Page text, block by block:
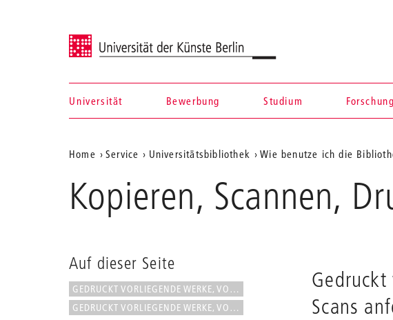
Universität der Künste Berlin
Navigation &
Suche
Universität Bewerbung Studium Forschung
Aktuelle
Position
auf
Home Service Universitätsbibliothek Wie benutze ich die
Kopieren, Scannen,
Auf dieser Seite
GEDRUCKT VORLIEGENDE WERKE, VON...
GEDRUCKT VORLIEGENDE WERKE, VON...
Scans